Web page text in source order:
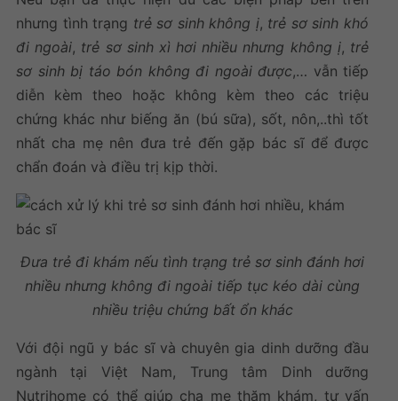
nhưng tình trạng trẻ sơ sinh không ị, trẻ sơ sinh khó
đi ngoài, trẻ sơ sinh xì hơi nhiều nhưng không ị, trẻ
sơ sinh bị táo bón không đi ngoài được,… vẫn tiếp
diễn kèm theo hoặc không kèm theo các triệu
chứng khác như biếng ăn (bú sữa), sốt, nôn,..thì tốt
nhất cha mẹ nên đưa trẻ đến gặp bác sĩ để được
chẩn đoán và điều trị kịp thời.
Đưa trẻ đi khám nếu tình trạng trẻ sơ sinh đánh hơi
nhiều nhưng không đi ngoài tiếp tục kéo dài cùng
nhiều triệu chứng bất ổn khác
Với đội ngũ y bác sĩ và chuyên gia dinh dưỡng đầu
ngành tại Việt Nam, Trung tâm Dinh dưỡng
Nutrihome có thể giúp cha mẹ thăm khám, tư vấn